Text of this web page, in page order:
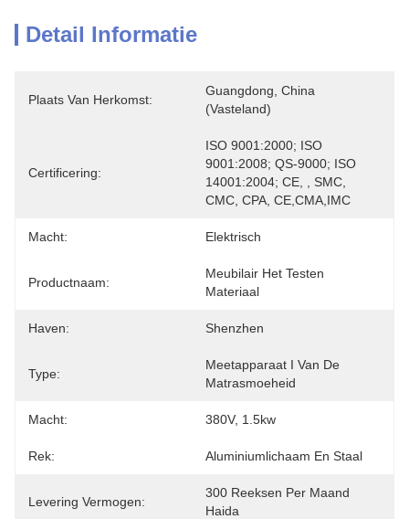
Detail Informatie
Plaats Van Herkomst:
Guangdong, China
(vasteland)
Certificering:
ISO 9001:2000; ISO
9001:2008; QS-9000; ISO
14001:2004; CE, , SMC,
CMC, CPA, CE,CMA,IMC
Macht: Elektrisch
Productnaam:
Meubilair Het Testen
Materiaal
Haven: Shenzhen
Type:
Meetapparaat I Van De
Matrasmoeheid
Macht: 380V, 1.5kw
Rek: Aluminiumlichaam En Staal
Levering Vermogen:
300 Reeksen Per Maand
Haida